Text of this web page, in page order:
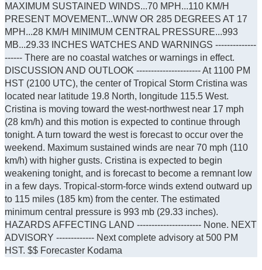
MAXIMUM SUSTAINED WINDS...70 MPH...110 KM/H
PRESENT MOVEMENT...WNW OR 285 DEGREES AT 17
MPH...28 KM/H MINIMUM CENTRAL PRESSURE...993
MB...29.33 INCHES WATCHES AND WARNINGS --------------
------ There are no coastal watches or warnings in effect.
DISCUSSION AND OUTLOOK ---------------------- At 1100 PM
HST (2100 UTC), the center of Tropical Storm Cristina was
located near latitude 19.8 North, longitude 115.5 West.
Cristina is moving toward the west-northwest near 17 mph
(28 km/h) and this motion is expected to continue through
tonight. A turn toward the west is forecast to occur over the
weekend. Maximum sustained winds are near 70 mph (110
km/h) with higher gusts. Cristina is expected to begin
weakening tonight, and is forecast to become a remnant low
in a few days. Tropical-storm-force winds extend outward up
to 115 miles (185 km) from the center. The estimated
minimum central pressure is 993 mb (29.33 inches).
HAZARDS AFFECTING LAND ---------------------- None. NEXT
ADVISORY ------------- Next complete advisory at 500 PM
HST. $$ Forecaster Kodama